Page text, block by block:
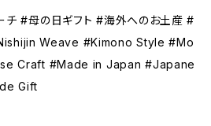
#母の日ギフト #海外へのお土産 #
Weave #Kimono Style #Mo
Craft #Made in Japan #Japane
Gift